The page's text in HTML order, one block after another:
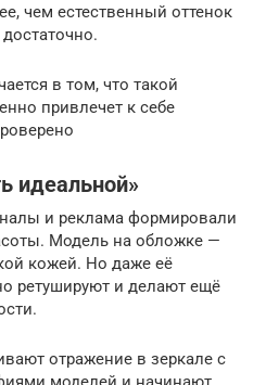
чем естественный оттенок
в том, что такой
привлечет к себе
идеальной»
и реклама формировали
Модель на обложке —
кожей. Но даже её
ретушируют и делают ещё
отражение в зеркале с